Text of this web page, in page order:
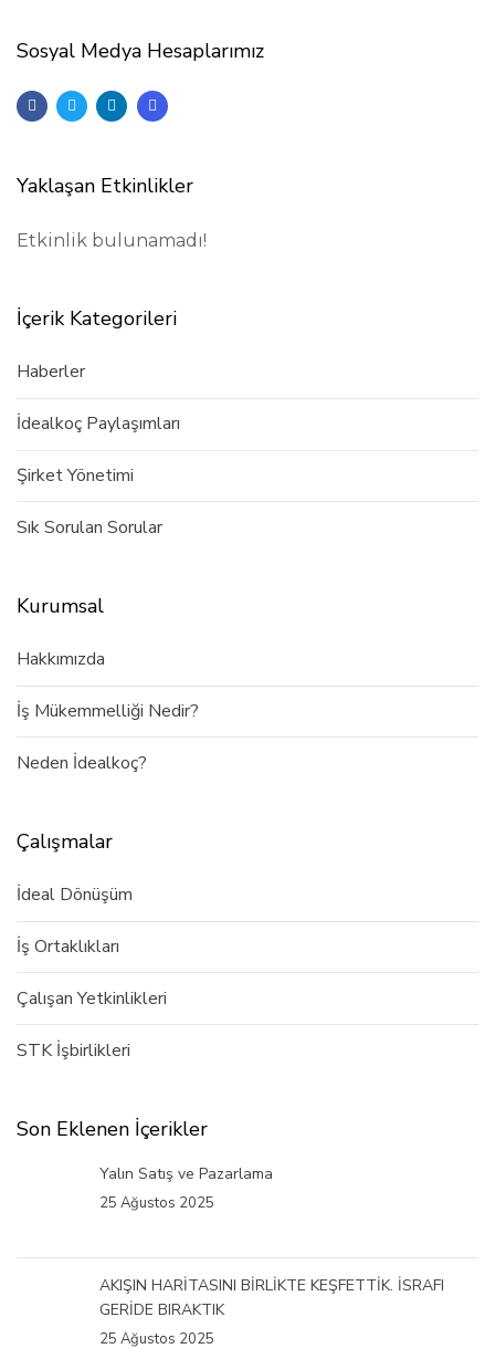
Sosyal Medya Hesaplarımız
Yaklaşan Etkinlikler
Etkinlik bulunamadı!
İçerik Kategorileri
Haberler
İdealkoç Paylaşımları
Şirket Yönetimi
Sık Sorulan Sorular
Kurumsal
Hakkımızda
İş Mükemmelliği Nedir?
Neden İdealkoç?
Çalışmalar
İdeal Dönüşüm
İş Ortaklıkları
Çalışan Yetkinlikleri
STK İşbirlikleri
Son Eklenen İçerikler
Yalın Satış ve Pazarlama
25 Ağustos 2025
AKIŞIN HARİTASINI BİRLİKTE KEŞFETTİK. İSRAFI
GERİDE BIRAKTIK
25 Ağustos 2025